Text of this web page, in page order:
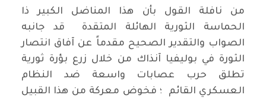
من نافلة القول بأن هذا المناضل الكبير ذا
الحماسة الثورية الهائلة المتقدة قد جانبه
الصواب والتقدير الصحيح مقدماً عن آفاق انتصار
الثورة في بوليفيا آنذاك من خلال زرع بؤرة ثورية
تطلق حرب عصابات واسعة ضد النظام
العسكري القائم ؛ فخوض معركة من هذا القبيل